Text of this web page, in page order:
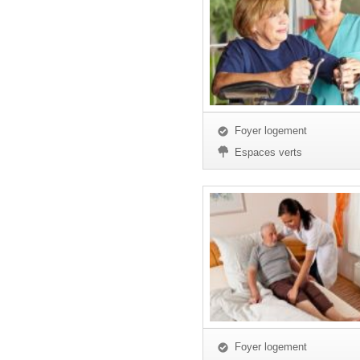
Foyer logement
Espaces verts
Foyer logement